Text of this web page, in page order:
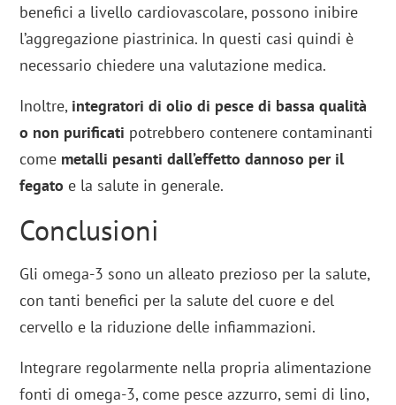
benefici a livello cardiovascolare, possono inibire
l’aggregazione piastrinica. In questi casi quindi è
necessario chiedere una valutazione medica.
Inoltre, integratori di olio di pesce di bassa qualità
o non purificati potrebbero contenere contaminanti
come metalli pesanti dall’effetto dannoso per il
fegato e la salute in generale.
Conclusioni
Gli omega-3 sono un alleato prezioso per la salute,
con tanti benefici per la salute del cuore e del
cervello e la riduzione delle infiammazioni.
Integrare regolarmente nella propria alimentazione
fonti di omega-3, come pesce azzurro, semi di lino,